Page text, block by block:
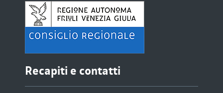
Recapiti e contatti